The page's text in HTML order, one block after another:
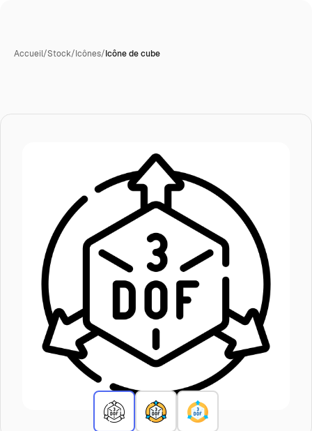
Accueil/Stock/Icônes/Icône de cube